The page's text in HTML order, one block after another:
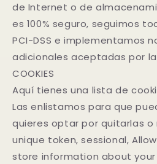
de Internet o de
es 100% seguro, seguimos
PCI-DSS e implementamos
adicionales aceptadas por
COOKIES
Aquí tienes una lista de
Las enlistamos para que
quieres optar por quitarlas o
unique token, sessional,
store information about